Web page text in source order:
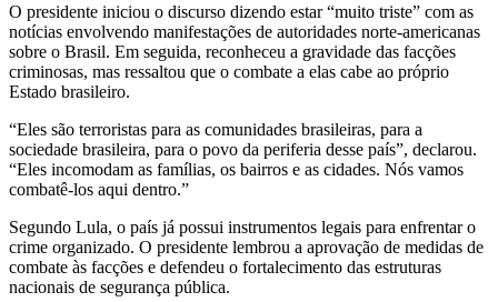
O presidente iniciou o discurso dizendo estar “muito triste” com as
notícias envolvendo manifestações de autoridades norte-americanas
sobre o Brasil. Em seguida, reconheceu a gravidade das facções
criminosas, mas ressaltou que o combate a elas cabe ao próprio
Estado brasileiro.
“Eles são terroristas para as comunidades brasileiras, para a
sociedade brasileira, para o povo da periferia desse país”, declarou.
“Eles incomodam as famílias, os bairros e as cidades. Nós vamos
combatê-los aqui dentro.”
Segundo Lula, o país já possui instrumentos legais para enfrentar o
crime organizado. O presidente lembrou a aprovação de medidas de
combate às facções e defendeu o fortalecimento das estruturas
nacionais de segurança pública.